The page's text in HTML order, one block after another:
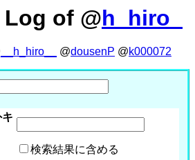
of @h_hiro_
__h_hiro__ @dousenP @k000072
キ
検索結果に含める